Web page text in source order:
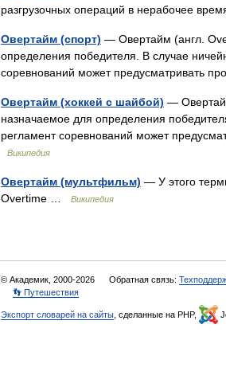
разгрузочных операций в нерабочее
Овертайм (спорт) — Овертайм (англ.
определения победителя. В случае
соревнований может предусматривать
Овертайм (хоккей с шайбой) —
назначаемое для определения
регламент соревнований может
Википедия
Овертайм (мультфильм) — У этого
Overtime …
Википедия
© Академик, 2000-2026 Обратная связь:
👣 Путешествия
Экспорт словарей на сайты , сделанные на PHP,